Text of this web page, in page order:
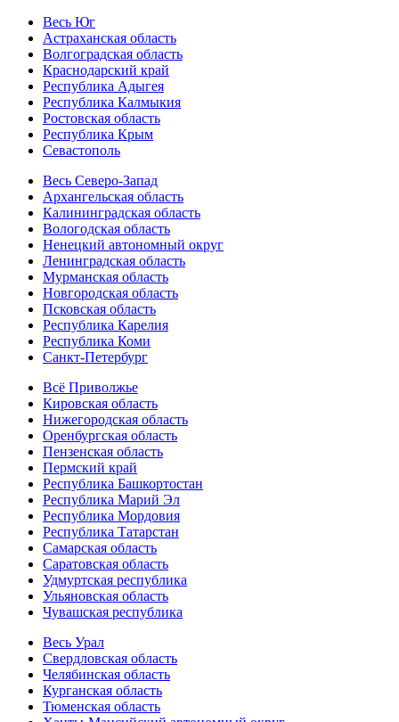
Весь Юг
Астраханская область
Волгоградская область
Краснодарский край
Республика Адыгея
Республика Калмыкия
Ростовская область
Республика Крым
Севастополь
Весь Северо-Запад
Архангельская область
Калининградская область
Вологодская область
Ненецкий автономный округ
Ленинградская область
Мурманская область
Новгородская область
Псковская область
Республика Карелия
Республика Коми
Санкт-Петербург
Всё Приволжье
Кировская область
Нижегородская область
Оренбургская область
Пензенская область
Пермский край
Республика Башкортостан
Республика Марий Эл
Республика Мордовия
Республика Татарстан
Самарская область
Саратовская область
Удмуртская республика
Ульяновская область
Чувашская республика
Весь Урал
Свердловская область
Челябинская область
Курганская область
Тюменская область